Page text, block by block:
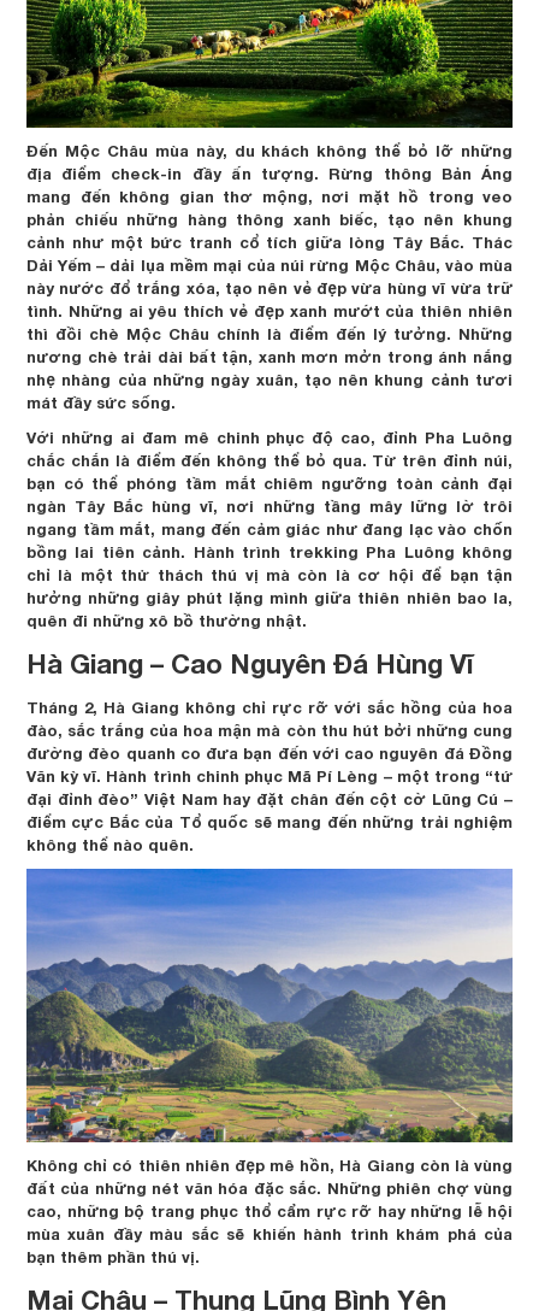
Đến Mộc Châu mùa này, du khách không thể bỏ lỡ những
địa điểm check-in đầy ấn tượng. Rừng thông Bản Áng
mang đến không gian thơ mộng, nơi mặt hồ trong veo
phản chiếu những hàng thông xanh biếc, tạo nên khung
cảnh như một bức tranh cổ tích giữa lòng Tây Bắc. Thác
Dải Yếm – dải lụa mềm mại của núi rừng Mộc Châu, vào mùa
này nước đổ trắng xóa, tạo nên vẻ đẹp vừa hùng vĩ vừa trữ
tình. Những ai yêu thích vẻ đẹp xanh mướt của thiên nhiên
thì đồi chè Mộc Châu chính là điểm đến lý tưởng. Những
nương chè trải dài bất tận, xanh mơn mởn trong ánh nắng
nhẹ nhàng của những ngày xuân, tạo nên khung cảnh tươi
mát đầy sức sống.
Với những ai đam mê chinh phục độ cao, đỉnh Pha Luông
chắc chắn là điểm đến không thể bỏ qua. Từ trên đỉnh núi,
bạn có thể phóng tầm mắt chiêm ngưỡng toàn cảnh đại
ngàn Tây Bắc hùng vĩ, nơi những tầng mây lững lờ trôi
ngang tầm mắt, mang đến cảm giác như đang lạc vào chốn
bồng lai tiên cảnh. Hành trình trekking Pha Luông không
chỉ là một thử thách thú vị mà còn là cơ hội để bạn tận
hưởng những giây phút lặng mình giữa thiên nhiên bao la,
quên đi những xô bồ thường nhật.
Hà Giang – Cao Nguyên Đá Hùng Vĩ
Tháng 2, Hà Giang không chỉ rực rỡ với sắc hồng của hoa
đào, sắc trắng của hoa mận mà còn thu hút bởi những cung
đường đèo quanh co đưa bạn đến với cao nguyên đá Đồng
Văn kỳ vĩ. Hành trình chinh phục Mã Pí Lèng – một trong “tứ
đại đỉnh đèo” Việt Nam hay đặt chân đến cột cờ Lũng Cú –
điểm cực Bắc của Tổ quốc sẽ mang đến những trải nghiệm
không thể nào quên.
Không chỉ có thiên nhiên đẹp mê hồn, Hà Giang còn là vùng
đất của những nét văn hóa đặc sắc. Những phiên chợ vùng
cao, những bộ trang phục thổ cẩm rực rỡ hay những lễ hội
mùa xuân đầy màu sắc sẽ khiến hành trình khám phá của
bạn thêm phần thú vị.
Mai Châu – Thung Lũng Bình Yên